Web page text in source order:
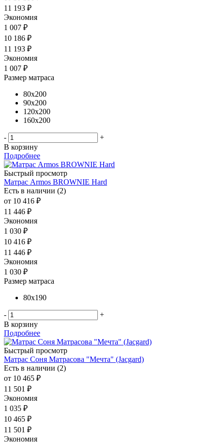
11 193 ₽
Экономия
1 007 ₽
10 186 ₽
11 193 ₽
Экономия
1 007 ₽
Размер матраса
80x200
90x200
120x200
160x200
-
+
В корзину
Подробнее
Быстрый просмотр
Матрас Armos BROWNIE Hard
Есть в наличии (2)
от 10 416 ₽
11 446 ₽
Экономия
1 030 ₽
10 416 ₽
11 446 ₽
Экономия
1 030 ₽
Размер матраса
80x190
-
+
В корзину
Подробнее
Быстрый просмотр
Матрас Соня Матрасова "Мечта" (Jacgard)
Есть в наличии (2)
от 10 465 ₽
11 501 ₽
Экономия
1 035 ₽
10 465 ₽
11 501 ₽
Экономия